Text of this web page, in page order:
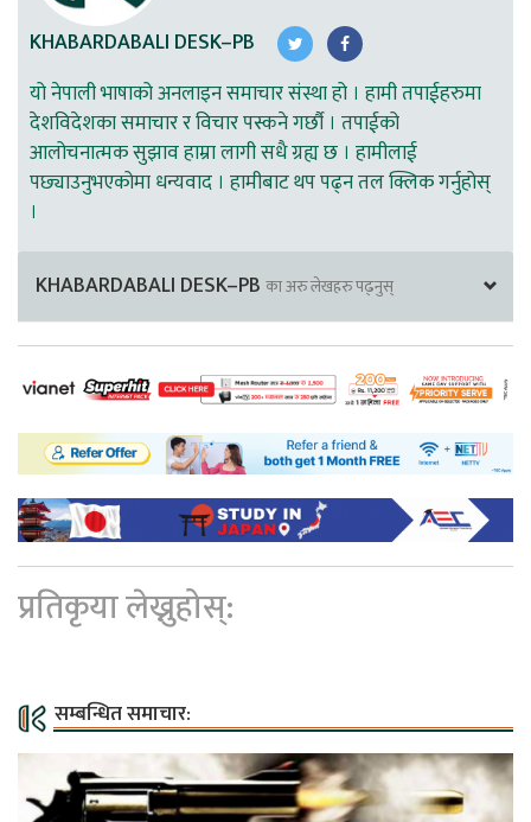
KHABARDABALI DESK–PB
यो नेपाली भाषाको अनलाइन समाचार संस्था हो । हामी तपाईहरुमा
देशविदेशका समाचार र विचार पस्कने गर्छौ । तपाईको
आलोचनात्मक सुझाव हाम्रा लागी सधै ग्रह्य छ । हामीलाई
पछ्याउनुभएकोमा धन्यवाद । हामीबाट थप पढ्न तल क्लिक गर्नुहोस्
।
KHABARDABALI DESK–PB का अरु लेखहरु पढ्नुस्
प्रतिकृया लेख्नुहोस्:
सम्बन्धित समाचार: